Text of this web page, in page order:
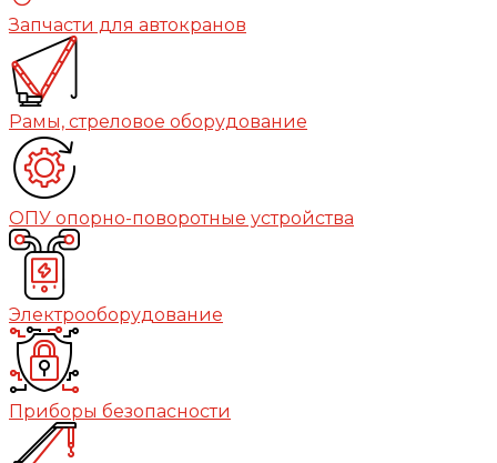
Запчасти для автокранов
Рамы, стреловое оборудование
ОПУ опорно-поворотные устройства
Электрооборудование
Приборы безопасности